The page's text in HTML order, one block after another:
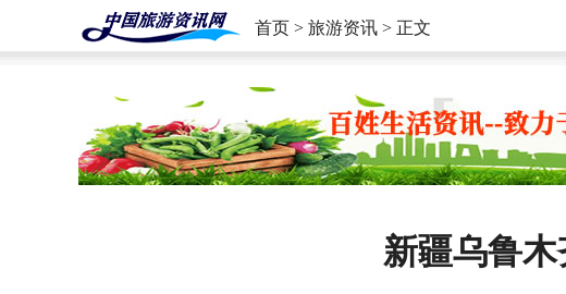
首页 > 旅游资讯 > 正文
新疆乌鲁